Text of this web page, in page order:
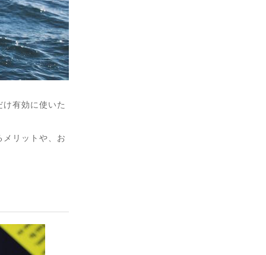
有効に使いた
リットや、お